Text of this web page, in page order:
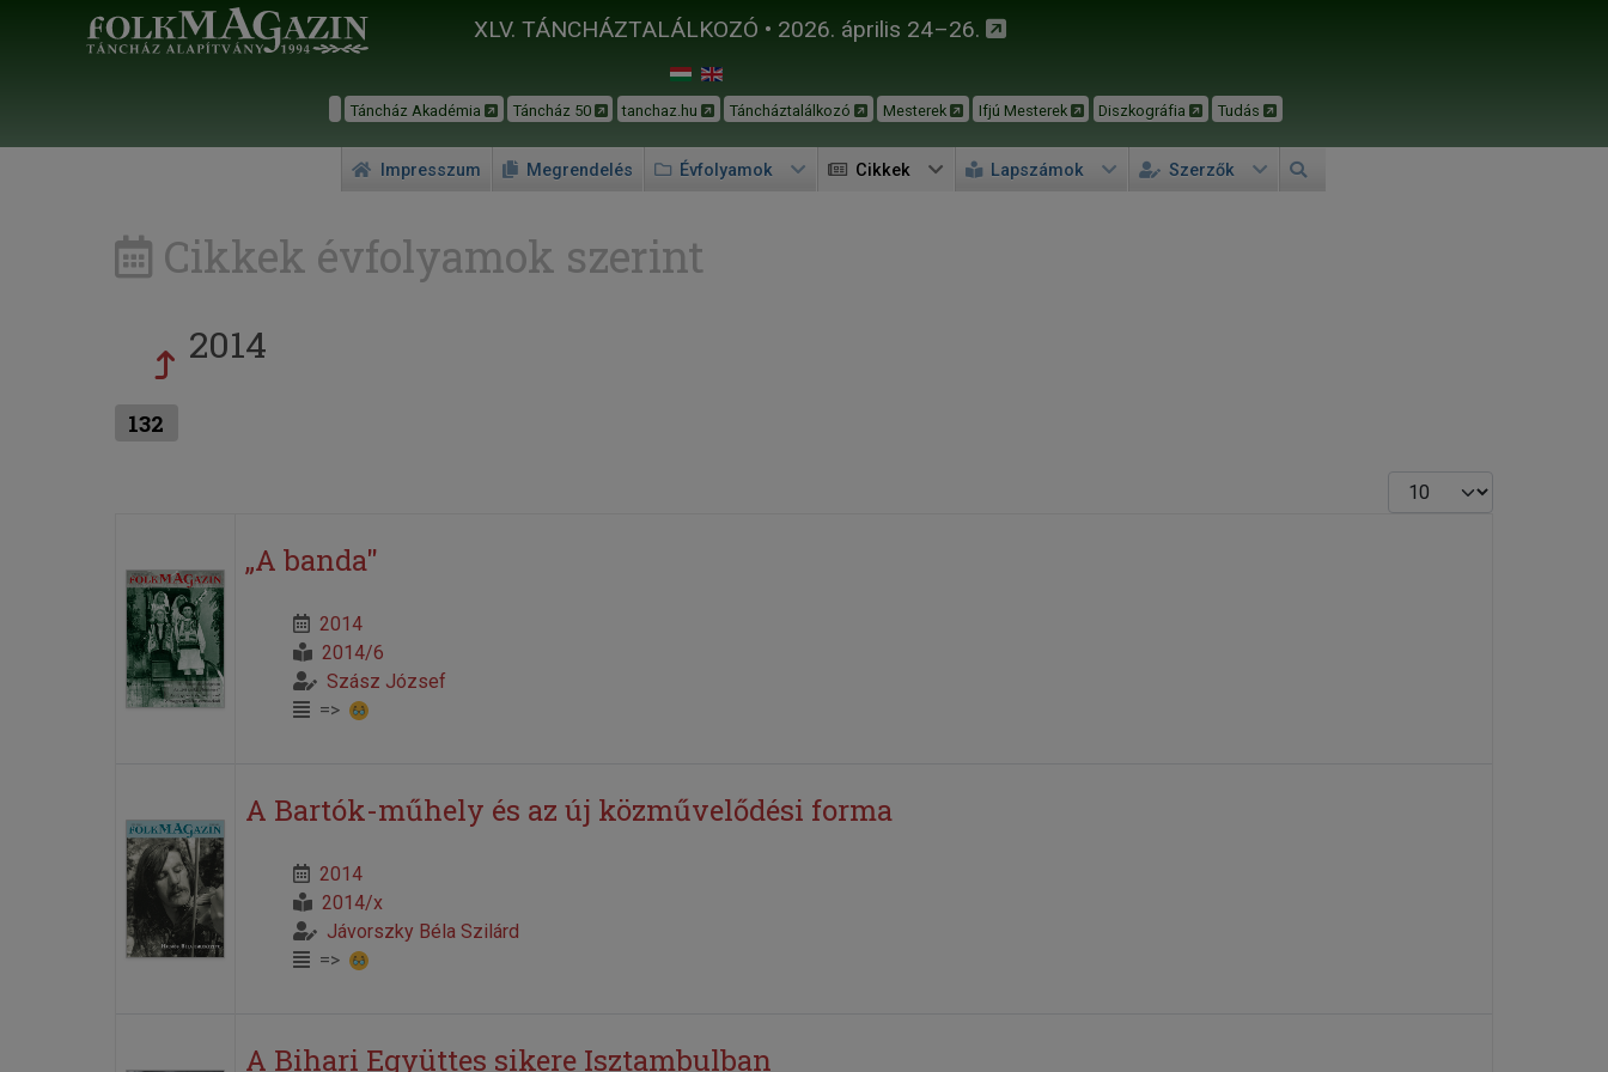
XLV. TÁNCHÁZTALÁLKOZÓ • 2026. április 24–26.
Táncház Akadémia Táncház 50 tanchaz.hu Táncháztalálkozó Mesterek Ifjú Mesterek Diszkográfia Tudás
Impresszum Megrendelés Évfolyamok Cikkek Lapszámok Szerzők
Cikkek évfolyamok szerint
2014
132
Tételek #
„A banda"
2014
2014/6
Szász József
=>
A Bartók-műhely és az új közművelődési forma
2014
2014/x
Jávorszky Béla Szilárd
=>
A Bihari Együttes sikere Isztambulban